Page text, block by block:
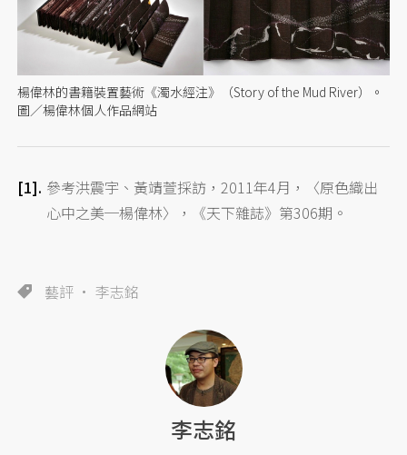
楊偉林的書籍裝置藝術《濁水經注》（Story of the Mud River）。
圖／楊偉林個人作品網站
參考洪震宇、黃靖萱採訪，2011年4月，〈原色織出
心中之美─楊偉林〉，《天下雜誌》第306期。
藝評 李志銘
李志銘